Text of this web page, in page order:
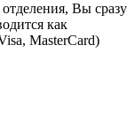
Вы сразу
как
MasterCard)